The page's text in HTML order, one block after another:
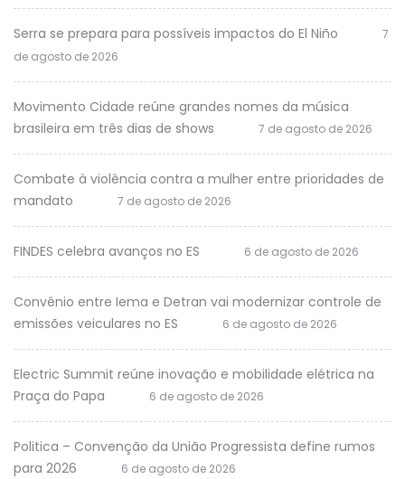
Serra se prepara para possíveis impactos do El Niño
7
de agosto de 2026
Movimento Cidade reúne grandes nomes da música
brasileira em três dias de shows
7 de agosto de 2026
Combate à violência contra a mulher entre prioridades de
mandato
7 de agosto de 2026
FINDES celebra avanços no ES 6 de agosto de 2026
Convênio entre Iema e Detran vai modernizar controle de
emissões veiculares no ES
6 de agosto de 2026
Electric Summit reúne inovação e mobilidade elétrica na
Praça do Papa
6 de agosto de 2026
Politica – Convenção da União Progressista define rumos
para 2026
6 de agosto de 2026